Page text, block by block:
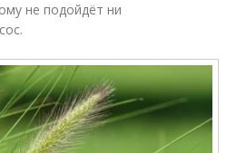
не подойдёт ни